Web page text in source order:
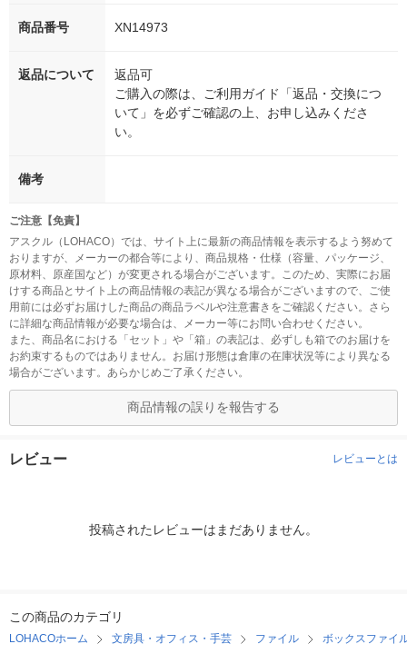
商品番号 XN14973
返品について
返品可
ご購入の際は、ご利用ガイド「返品・交換につ
いて」を必ずご確認の上、お申し込みくださ
い。
備考
ご注意【免責】
アスクル（LOHACO）では、サイト上に最新の商品情報を表示するよう努めて
おりますが、メーカーの都合等により、商品規格・仕様（容量、パッケージ、
原材料、原産国など）が変更される場合がございます。このため、実際にお届
けする商品とサイト上の商品情報の表記が異なる場合がございますので、ご使
用前には必ずお届けした商品の商品ラベルや注意書きをご確認ください。さら
に詳細な商品情報が必要な場合は、メーカー等にお問い合わせください。
また、商品名における「セット」や「箱」の表記は、必ずしも箱でのお届けを
お約束するものではありません。お届け形態は倉庫の在庫状況等により異なる
場合がございます。あらかじめご了承ください。
商品情報の誤りを報告する
レビュー レビューとは
投稿されたレビューはまだありません。
この商品のカテゴリ
LOHACOホーム 文房具・オフィス・手芸 ファイル ボックスファイ